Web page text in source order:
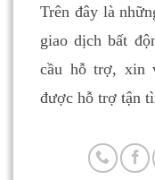
Trên đây là
giao dịch bất
cầu hỗ trợ, xin
được hỗ trợ tận